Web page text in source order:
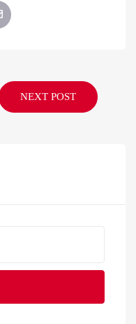
NEXT POST